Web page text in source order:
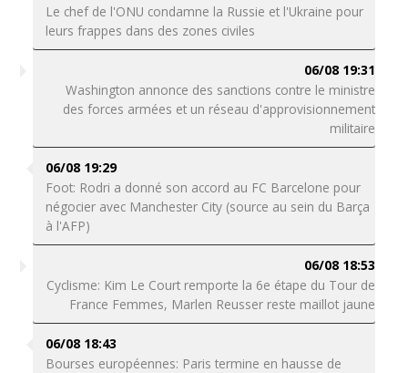
Le chef de l'ONU condamne la Russie et l'Ukraine pour
leurs frappes dans des zones civiles
06/08 19:31
Washington annonce des sanctions contre le ministre
des forces armées et un réseau d'approvisionnement
militaire
06/08 19:29
Foot: Rodri a donné son accord au FC Barcelone pour
négocier avec Manchester City (source au sein du Barça
à l'AFP)
06/08 18:53
Cyclisme: Kim Le Court remporte la 6e étape du Tour de
France Femmes, Marlen Reusser reste maillot jaune
06/08 18:43
Bourses européennes: Paris termine en hausse de